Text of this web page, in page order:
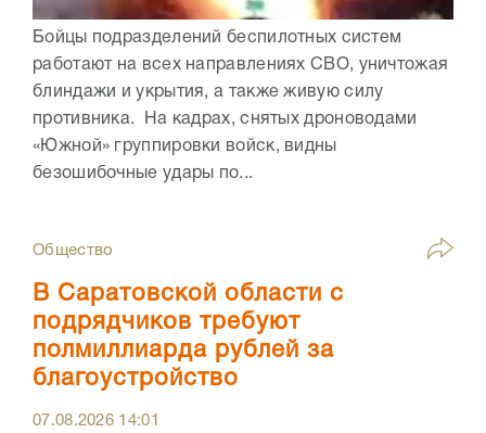
Бойцы подразделений беспилотных систем
работают на всех направлениях СВО, уничтожая
блиндажи и укрытия, а также живую силу
противника. На кадрах, снятых дроноводами
«Южной» группировки войск, видны
безошибочные удары по...
Общество
В Саратовской области с
подрядчиков требуют
полмиллиарда рублей за
благоустройство
07.08.2026 14:01